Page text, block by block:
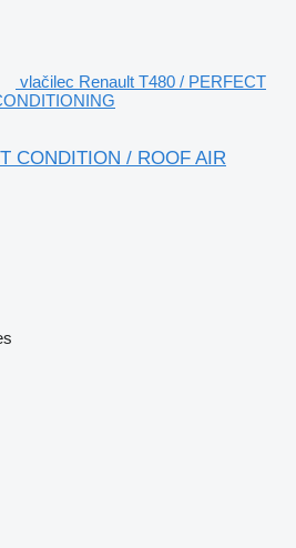
vlačilec Renault T480 / PERFECT
CONDITION / ROOF AIR